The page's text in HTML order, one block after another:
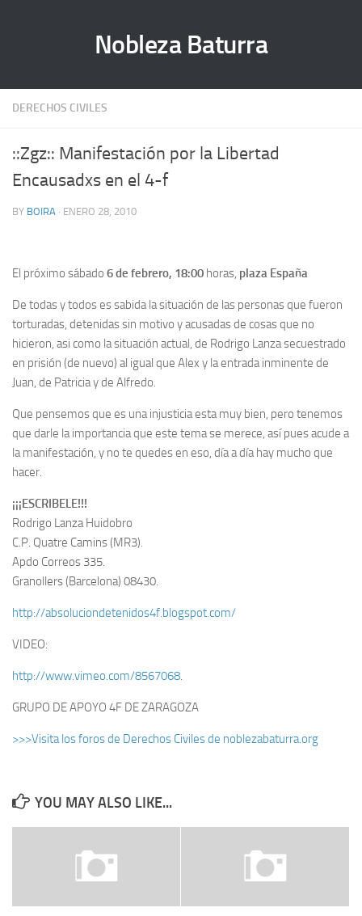
Nobleza Baturra
DERECHOS CIVILES
::Zgz:: Manifestación por la Libertad
Encausadxs en el 4-f
BY BOIRA · ENERO 28, 2010
El próximo sábado 6 de febrero, 18:00 horas, plaza España
De todas y todos es sabida la situación de las personas que fueron
torturadas, detenidas sin motivo y acusadas de cosas que no
hicieron, asi como la situación actual, de Rodrigo Lanza secuestrado
en prisión (de nuevo) al igual que Alex y la entrada inminente de
Juan, de Patricia y de Alfredo.
Que pensemos que es una injusticia esta muy bien, pero tenemos
que darle la importancia que este tema se merece, así pues acude a
la manifestación, y no te quedes en eso, día a día hay mucho que
hacer.
¡¡¡ESCRIBELE!!!
Rodrigo Lanza Huidobro
C.P. Quatre Camins (MR3).
Apdo Correos 335.
Granollers (Barcelona) 08430.
http://absoluciondetenidos4f.blogspot.com/
VIDEO:
http://www.vimeo.com/8567068.
GRUPO DE APOYO 4F DE ZARAGOZA
>>>Visita los foros de Derechos Civiles de noblezabaturra.org
YOU MAY ALSO LIKE...